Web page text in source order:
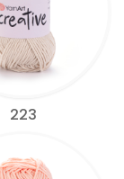
223